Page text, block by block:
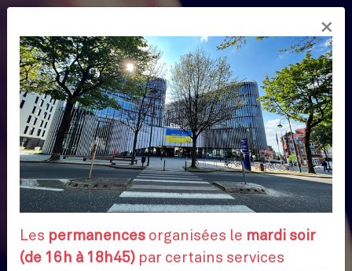
Aller
contenu
principal
FR
×
Les permanences organisées le mardi soir
(de 16h à 18h45) par certains services